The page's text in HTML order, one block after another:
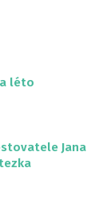
léto
Jana